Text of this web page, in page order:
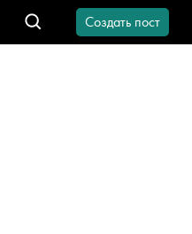
Создать пост